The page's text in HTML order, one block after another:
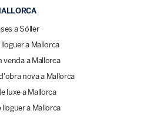
a Sóller
a Mallorca
venda a Mallorca
nova a Mallorca
luxe a Mallorca
lloguer a Mallorca